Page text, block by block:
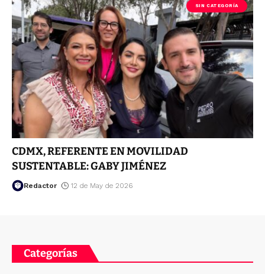
SIN CATEGORÍA
CDMX, REFERENTE EN MOVILIDAD
SUSTENTABLE: GABY JIMÉNEZ
Redactor 12 de May de 2026
Categorías